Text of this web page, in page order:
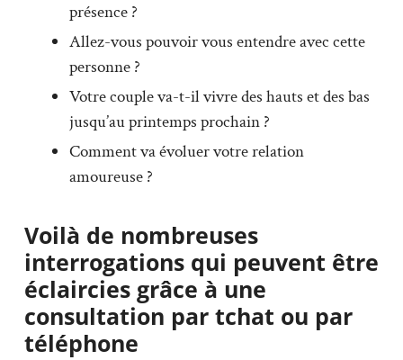
présence ?
Allez-vous pouvoir vous entendre avec cette
personne ?
Votre couple va-t-il vivre des hauts et des bas
jusqu’au printemps prochain ?
Comment va évoluer votre relation
amoureuse ?
Voilà de nombreuses
interrogations qui peuvent être
éclaircies grâce à une
consultation par tchat ou par
téléphone